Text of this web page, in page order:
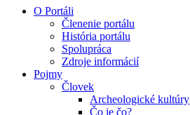
O Portáli
Členenie portálu
História portálu
Spolupráca
Zdroje informácií
Pojmy
Človek
Archeologické kultúry
Čo je čo?